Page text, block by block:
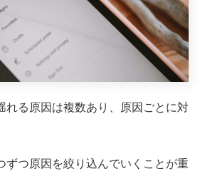
れる原因は複数あり、原因ごとに対
ずつ原因を絞り込んでいくことが重